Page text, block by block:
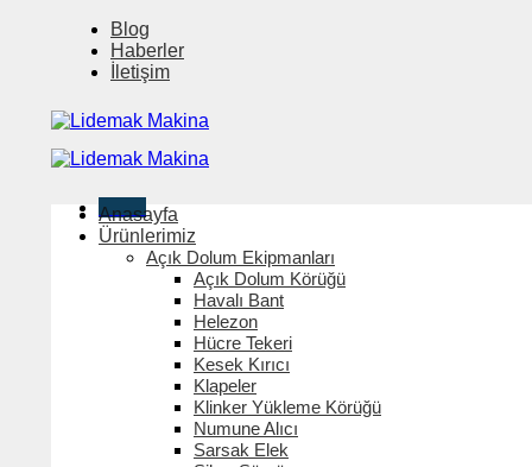
Blog
Haberler
İletişim
Menü
Anasayfa
Ürünlerimiz
Açık Dolum Ekipmanları
Açık Dolum Körüğü
Havalı Bant
Helezon
Hücre Tekeri
Kesek Kırıcı
Klapeler
Klinker Yükleme Körüğü
Numune Alıcı
Sarsak Elek